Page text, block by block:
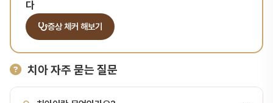
다
증상 체커 해보기
치아 자주 묻는 질문